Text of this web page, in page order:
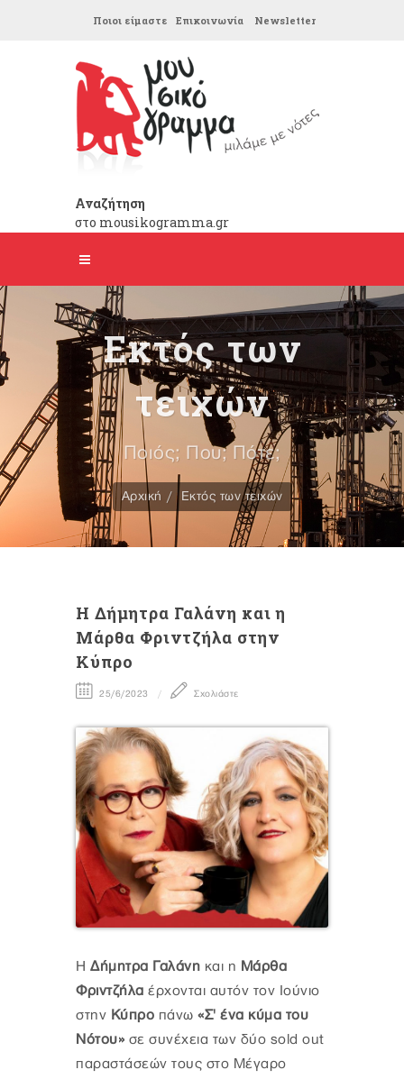
Ποιοι είμαστε Επικοινωνία Newsletter
Αναζήτηση
στο mousikogramma.gr
Εκτός των
τειχών
Ποιός; Που; Πότε;
Αρχική Εκτός των τειχών
H Δήμητρα Γαλάνη και η
Μάρθα Φριντζήλα στην
Κύπρο
25/6/2023 Σχολιάστε
H Δήμητρα Γαλάνη και η Μάρθα
Φριντζήλα έρχονται αυτόν τον Ιούνιο
στην Κύπρο πάνω «Σ' ένα κύμα του
Νότου» σε συνέχεια των δύο sold out
παραστάσεών τους στο Μέγαρο